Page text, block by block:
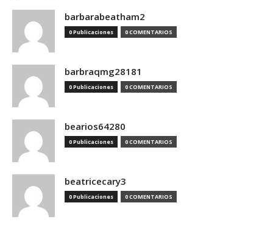
barbarabeatham2
0 Publicaciones 0 COMENTARIOS
barbraqmg28181
0 Publicaciones 0 COMENTARIOS
bearios64280
0 Publicaciones 0 COMENTARIOS
beatricecary3
0 Publicaciones 0 COMENTARIOS